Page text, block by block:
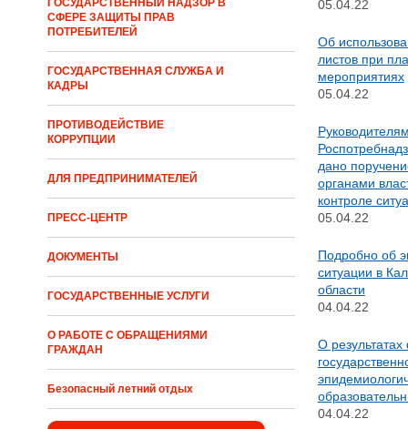
ГОСУДАРСТВЕННЫЙ НАДЗОР В
СФЕРЕ ЗАЩИТЫ ПРАВ
ПОТРЕБИТЕЛЕЙ
ГОСУДАРСТВЕННАЯ СЛУЖБА И
КАДРЫ
ПРОТИВОДЕЙСТВИЕ
КОРРУПЦИИ
ДЛЯ ПРЕДПРИНИМАТЕЛЕЙ
ПРЕСС-ЦЕНТР
ДОКУМЕНТЫ
ГОСУДАРСТВЕННЫЕ УСЛУГИ
О РАБОТЕ С ОБРАЩЕНИЯМИ
ГРАЖДАН
Безопасный летний отдых
05.04.22
Об
листов при
мероприятиях
05.04.22
дано
органами
контроле
05.04.22
Подробно об
ситуации в
области
04.04.22
О
04.04.22